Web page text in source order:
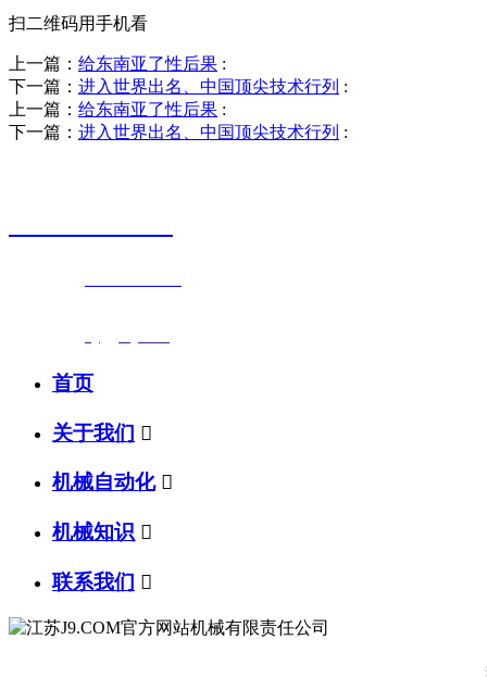
扫二维码用手机看
上一篇： 给东南亚了性后果 :
下一篇： 进入世界出名、中国顶尖技术行列 :
上一篇： 给东南亚了性后果 :
下一篇： 进入世界出名、中国顶尖技术行列 :
首页
关于我们 
机械自动化 
机械知识 
联系我们 